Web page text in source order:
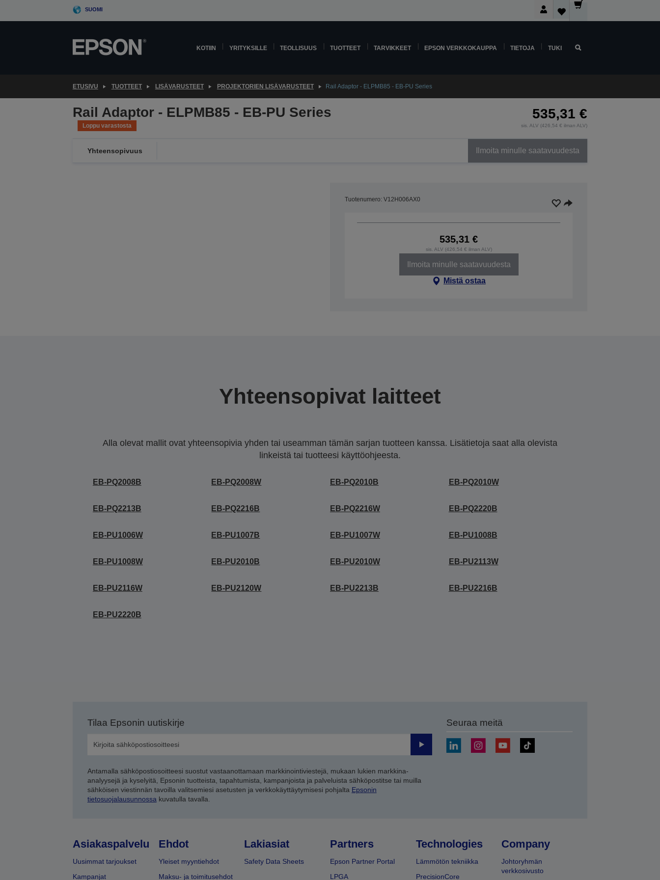
SUOMI
KOTIIN YRITYKSILLE TEOLLISUUS TUOTTEET TARVIKKEET EPSON VERKKOKAUPPA TIETOJA TUKI
ETUSIVU TUOTTEET LISÄVARUSTEET PROJEKTORIEN LISÄVARUSTEET Rail Adaptor - ELPMB85 - EB-PU Series
Rail Adaptor - ELPMB85 - EB-PU Series
Loppu varastosta
535,31 €
sis. ALV (426,54 € ilman ALV)
Yhteensopivuus Ilmoita minulle saatavuudesta
Tuotenumero: V12H006AX0
535,31 €
sis. ALV (426,54 € ilman ALV)
Ilmoita minulle saatavuudesta
Mistä ostaa
Yhteensopivat laitteet
Alla olevat mallit ovat yhteensopivia yhden tai useamman tämän sarjan tuotteen kanssa. Lisätietoja saat alla olevista
linkeistä tai tuotteesi käyttöohjeesta.
EB-PQ2008B EB-PQ2008W EB-PQ2010B EB-PQ2010W
EB-PQ2213B EB-PQ2216B EB-PQ2216W EB-PQ2220B
EB-PU1006W EB-PU1007B EB-PU1007W EB-PU1008B
EB-PU1008W EB-PU2010B EB-PU2010W EB-PU2113W
EB-PU2116W EB-PU2120W EB-PU2213B EB-PU2216B
EB-PU2220B
Tilaa Epsonin uutiskirje
Lähetä
Antamalla sähköpostiosoitteesi suostut vastaanottamaan markkinointiviestejä, mukaan lukien markkina-
analyysejä ja kyselyitä, Epsonin tuotteista, tapahtumista, kampanjoista ja palveluista sähköpostitse tai muilla
sähköisen viestinnän tavoilla valitsemiesi asetusten ja verkkokäyttäytymisesi pohjalta Epsonin
tietosuojalausunnossa kuvatulla tavalla.
Seuraa meitä
Asiakaspalvelu
Uusimmat tarjoukset
Kampanjat
Ehdot
Yleiset myyntiehdot
Maksu- ja toimitusehdot
Lakiasiat
Safety Data Sheets
Partners
Epson Partner Portal
LPGA
Technologies
Lämmötön tekniikka
PrecisionCore
Company
Johtoryhmän
verkkosivusto